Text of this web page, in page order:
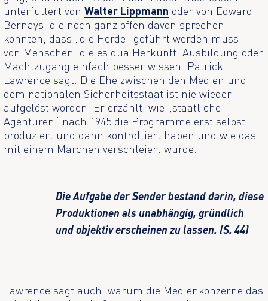
unterfüttert vonWalter Lippmann oder von Edward
Bernays, die noch ganz offen davon sprechen
konnten, dass „die Herde“ geführt werden muss –
von Menschen, die es qua Herkunft, Ausbildung oder
Machtzugang einfach besser wissen. Patrick
Lawrence sagt: Die Ehe zwischen den Medien und
dem nationalen Sicherheitsstaat ist nie wieder
aufgelöst worden. Er erzählt, wie „staatliche
Agenturen“ nach 1945 die Programme erst selbst
produziert und dann kontrolliert haben und wie das
mit einem Märchen verschleiert wurde.
Die Aufgabe der Sender bestand darin, diese
Produktionen als unabhängig, gründlich
und objektiv erscheinen zu lassen. (S. 44)
Lawrence sagt auch, warum die Medienkonzerne das